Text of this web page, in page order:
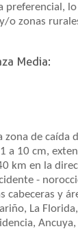
preferencial,
o zonas
Media:
zona de caída
a 10 cm,
km en la
-
cabeceras y
La